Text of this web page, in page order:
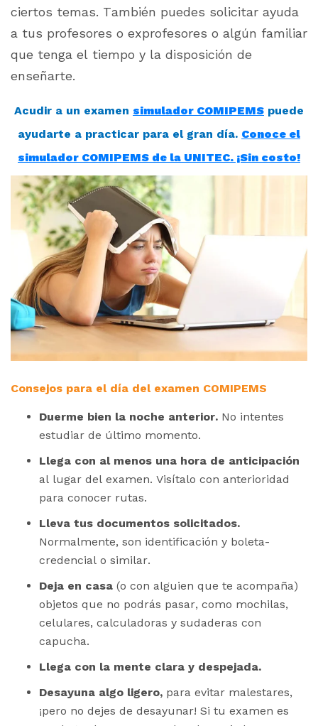
ciertos temas. También puedes solicitar ayuda
a tus profesores o exprofesores o algún familiar
que tenga el tiempo y la disposición de
enseñarte.
Acudir a un examen simulador COMIPEMS puede
ayudarte a practicar para el gran día. Conoce el
simulador COMIPEMS de la UNITEC. ¡Sin costo!
Consejos para el día del examen COMIPEMS
Duerme bien la noche anterior. No intentes
estudiar de último momento.
Llega con al menos una hora de anticipación
al lugar del examen. Visítalo con anterioridad
para conocer rutas.
Lleva tus documentos solicitados.
Normalmente, son identificación y boleta-
credencial o similar.
Deja en casa (o con alguien que te acompaña)
objetos que no podrás pasar, como mochilas,
celulares, calculadoras y sudaderas con
capucha.
Llega con la mente clara y despejada.
Desayuna algo ligero, para evitar malestares,
¡pero no dejes de desayunar! Si tu examen es